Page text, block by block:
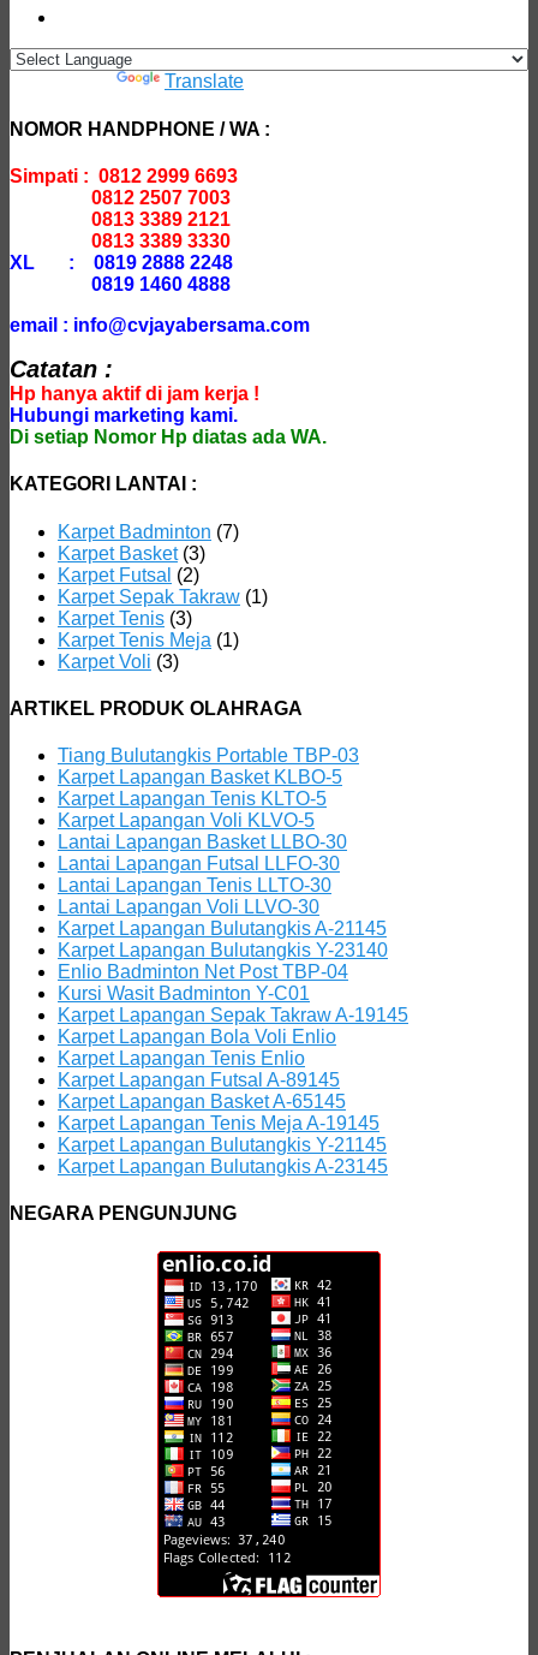
Translate
NOMOR HANDPHONE / WA :
Simpati : 0812 2999 6693
0812 2507 7003
0813 3389 2121
0813 3389 3330
XL : 0819 2888 2248
0819 1460 4888
email : info@cvjayabersama.com
Catatan :
Hp hanya aktif di jam kerja !
Hubungi marketing kami.
Di setiap Nomor Hp diatas ada WA.
KATEGORI LANTAI :
Karpet Badminton (7)
Karpet Basket(3)
Karpet Futsal (2)
Karpet Sepak Takraw (1)
Karpet Tenis (3)
Karpet Tenis Meja (1)
Karpet Voli (3)
ARTIKEL PRODUK OLAHRAGA
Tiang Bulutangkis Portable TBP-03
Karpet Lapangan Basket KLBO-5
Karpet Lapangan Tenis KLTO-5
Karpet Lapangan Voli KLVO-5
Lantai Lapangan Basket LLBO-30
Lantai Lapangan Futsal LLFO-30
Lantai Lapangan Tenis LLTO-30
Lantai Lapangan Voli LLVO-30
Karpet Lapangan Bulutangkis A-21145
Karpet Lapangan Bulutangkis Y-23140
Enlio Badminton Net Post TBP-04
Kursi Wasit Badminton Y-C01
Karpet Lapangan Sepak Takraw A-19145
Karpet Lapangan Bola Voli Enlio
Karpet Lapangan Tenis Enlio
Karpet Lapangan Futsal A-89145
Karpet Lapangan Basket A-65145
Karpet Lapangan Tenis Meja A-19145
Karpet Lapangan Bulutangkis Y-21145
Karpet Lapangan Bulutangkis A-23145
NEGARA PENGUNJUNG